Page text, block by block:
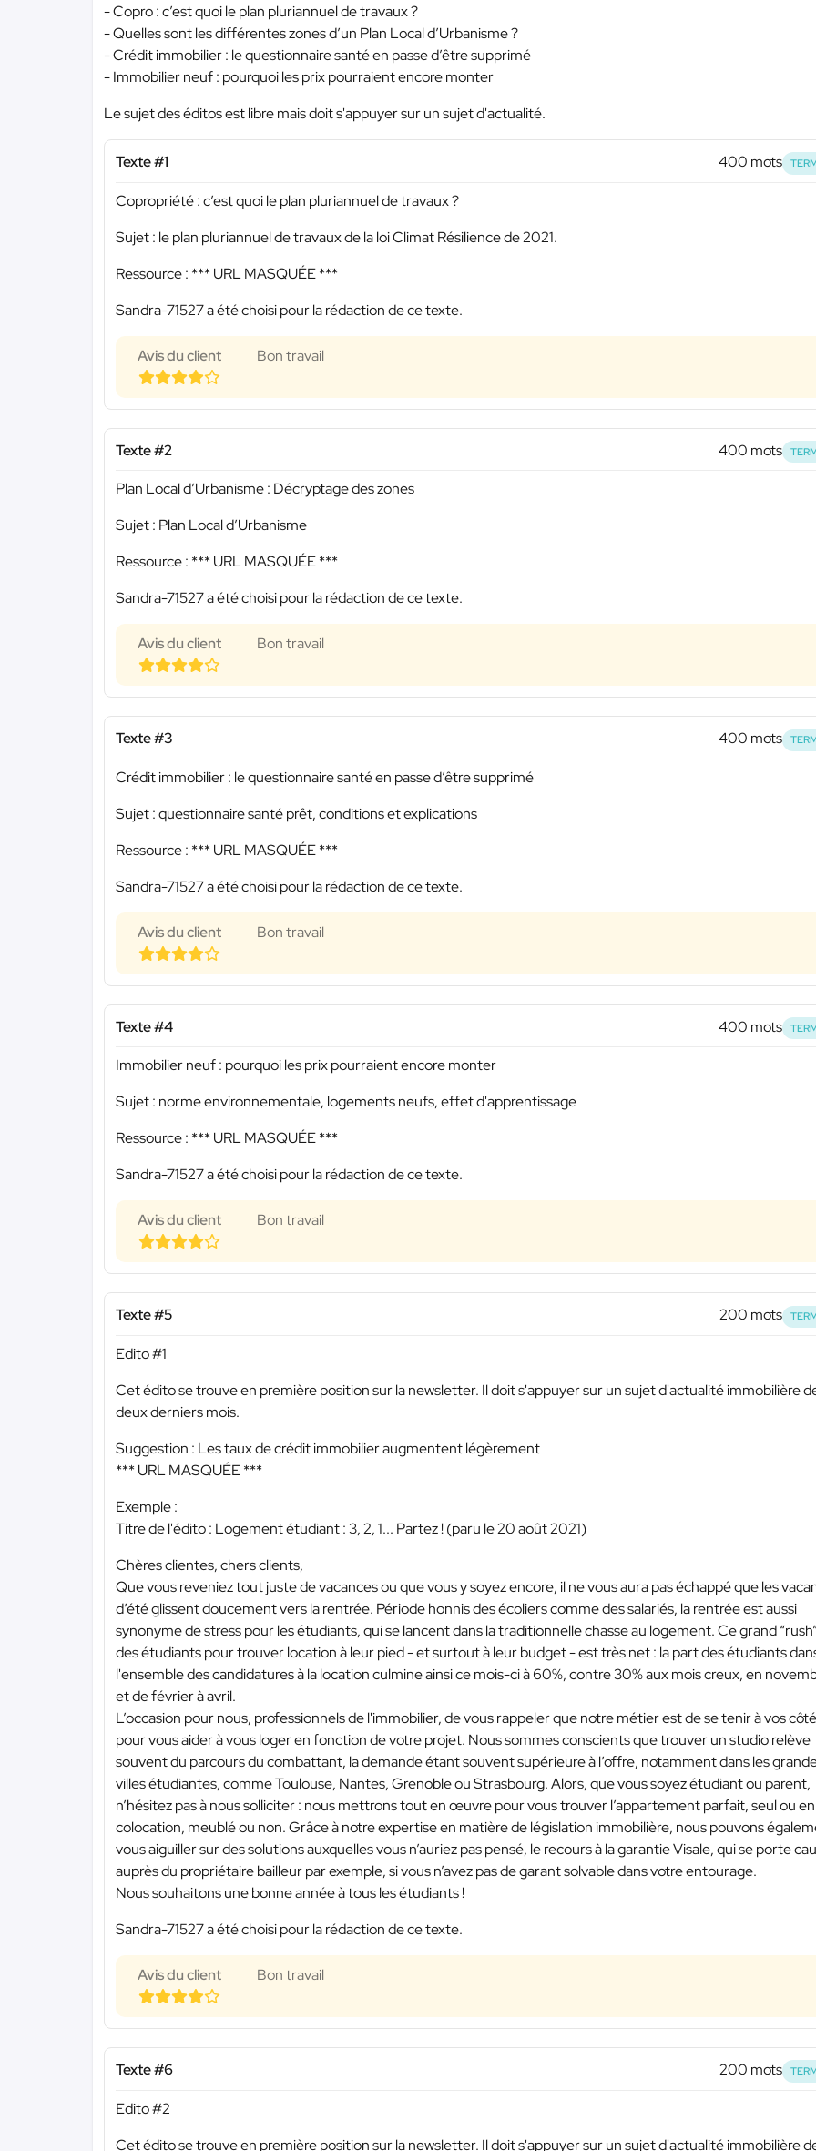
- Copro : c’est quoi le plan pluriannuel de travaux ?
- Quelles sont les différentes zones d’un Plan Local d’Urbanisme ?
- Crédit immobilier : le questionnaire santé en passe d’être supprimé
- Immobilier neuf : pourquoi les prix pourraient encore monter
Le sujet des éditos est libre mais doit s'appuyer sur un sujet d'actualité.
Texte #1 400 mots
Copropriété : c’est quoi le plan pluriannuel de travaux ?
Sujet : le plan pluriannuel de travaux de la loi Climat Résilience de 2021.
Ressource : *** URL MASQUÉE ***
Sandra-71527 a été choisi pour la rédaction de ce texte.
Avis du client Bon travail
Texte #2 400 mots
Plan Local d’Urbanisme : Décryptage des zones
Sujet : Plan Local d’Urbanisme
Ressource : *** URL MASQUÉE ***
Sandra-71527 a été choisi pour la rédaction de ce texte.
Avis du client Bon travail
Texte #3 400 mots
Crédit immobilier : le questionnaire santé en passe d’être supprimé
Sujet : questionnaire santé prêt, conditions et explications
Ressource : *** URL MASQUÉE ***
Sandra-71527 a été choisi pour la rédaction de ce texte.
Avis du client Bon travail
Texte #4 400 mots
Immobilier neuf : pourquoi les prix pourraient encore monter
Sujet : norme environnementale, logements neufs, effet d'apprentissage
Ressource : *** URL MASQUÉE ***
Sandra-71527 a été choisi pour la rédaction de ce texte.
Avis du client Bon travail
Texte #5 200 mots
Edito #1
Cet édito se trouve en première position sur la newsletter. Il doit s'appuyer sur un sujet d'actualité immobilière
deux derniers mois.
Suggestion : Les taux de crédit immobilier augmentent légèrement
*** URL MASQUÉE ***
Exemple :
Titre de l'édito : Logement étudiant : 3, 2, 1... Partez ! (paru le 20 août 2021)
Chères clientes, chers clients,
Que vous reveniez tout juste de vacances ou que vous y soyez encore, il ne vous aura pas échappé que les
d’été glissent doucement vers la rentrée. Période honnis des écoliers comme des salariés, la rentrée est aussi
synonyme de stress pour les étudiants, qui se lancent dans la traditionnelle chasse au logement. Ce grand
des étudiants pour trouver location à leur pied - et surtout à leur budget - est très net : la part des étudiants
l'ensemble des candidatures à la location culmine ainsi ce mois-ci à 60%, contre 30% aux mois creux, en
et de février à avril.
L’occasion pour nous, professionnels de l'immobilier, de vous rappeler que notre métier est de se tenir à vos
pour vous aider à vous loger en fonction de votre projet. Nous sommes conscients que trouver un studio relève
souvent du parcours du combattant, la demande étant souvent supérieure à l’offre, notamment dans les
villes étudiantes, comme Toulouse, Nantes, Grenoble ou Strasbourg. Alors, que vous soyez étudiant ou parent,
n’hésitez pas à nous solliciter : nous mettrons tout en œuvre pour vous trouver l’appartement parfait, seul ou en
colocation, meublé ou non. Grâce à notre expertise en matière de législation immobilière, nous pouvons
vous aiguiller sur des solutions auxquelles vous n’auriez pas pensé, le recours à la garantie Visale, qui se porte
auprès du propriétaire bailleur par exemple, si vous n’avez pas de garant solvable dans votre entourage.
Nous souhaitons une bonne année à tous les étudiants !
Sandra-71527 a été choisi pour la rédaction de ce texte.
Avis du client Bon travail
Texte #6 200 mots
Edito #2
Cet édito se trouve en première position sur la newsletter. Il doit s'appuyer sur un sujet d'actualité immobilière